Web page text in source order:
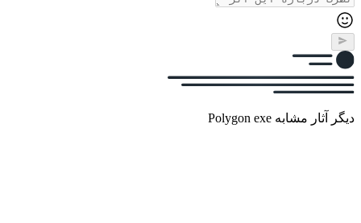
دیگر آثار مشابه Polygon exe